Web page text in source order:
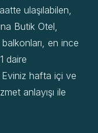
ulaşılabilen,
Butik Otel,
en ince
daire
hafta içi ve
anlayışı ile